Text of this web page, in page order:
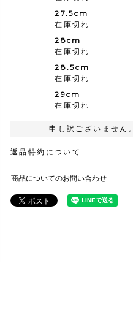
27.5cm
在庫切れ
28cm
在庫切れ
28.5cm
在庫切れ
29cm
在庫切れ
申し訳ございません
返品特約について
商品についてのお問い合わせ